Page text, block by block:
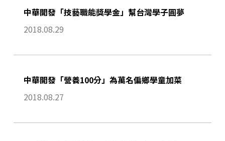
中華開發「技藝職能獎學金」幫台灣學子圓夢
2018.08.29
中華開發「營養100分」為萬名偏鄉學童加菜
2018.08.27